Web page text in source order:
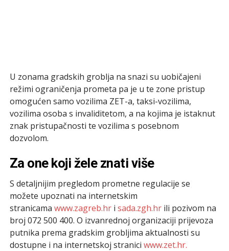
U zonama gradskih groblja na snazi su uobičajeni
režimi ograničenja prometa pa je u te zone pristup
omogućen samo vozilima ZET-a, taksi-vozilima,
vozilima osoba s invaliditetom, a na kojima je istaknut
znak pristupačnosti te vozilima s posebnom
dozvolom.
Za one koji žele znati više
S detaljnijim pregledom prometne regulacije se
možete upoznati na internetskim
stranicama www.zagreb.hri sada.zgh.hrili pozivom na
broj 072 500 400. O izvanrednoj organizaciji prijevoza
putnika prema gradskim grobljima aktualnosti su
dostupne i na internetskoj stranici www.zet.hr.